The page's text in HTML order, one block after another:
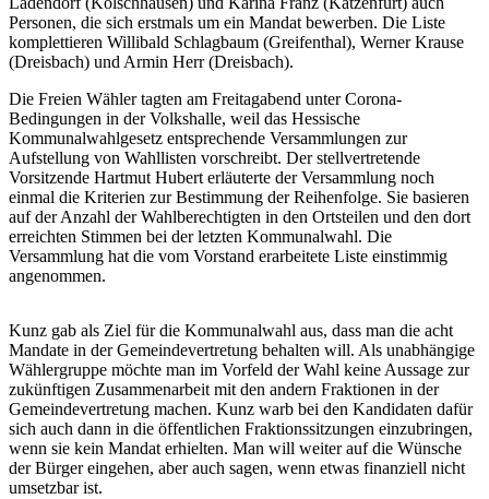
Personen, die sich erstmals um ein Mandat bewerben. Die Liste
komplettieren Willibald Schlagbaum (Greifenthal), Werner Krause
(Dreisbach) und Armin Herr (Dreisbach).
Die Freien Wähler tagten am Freitagabend unter Corona-
Bedingungen in der Volkshalle, weil das Hessische
Kommunalwahlgesetz entsprechende Versammlungen zur
Aufstellung von Wahllisten vorschreibt. Der stellvertretende
Vorsitzende Hartmut Hubert erläuterte der Versammlung noch
einmal die Kriterien zur Bestimmung der Reihenfolge. Sie basieren
auf der Anzahl der Wahlberechtigten in den Ortsteilen und den dort
erreichten Stimmen bei der letzten Kommunalwahl. Die
Versammlung hat die vom Vorstand erarbeitete Liste einstimmig
angenommen.
Kunz gab als Ziel für die Kommunalwahl aus, dass man die acht
Mandate in der Gemeindevertretung behalten will. Als unabhängige
Wählergruppe möchte man im Vorfeld der Wahl keine Aussage zur
zukünftigen Zusammenarbeit mit den andern Fraktionen in der
Gemeindevertretung machen. Kunz warb bei den Kandidaten dafür
sich auch dann in die öffentlichen Fraktionssitzungen einzubringen,
wenn sie kein Mandat erhielten. Man will weiter auf die Wünsche
der Bürger eingehen, aber auch sagen, wenn etwas finanziell nicht
umsetzbar ist.